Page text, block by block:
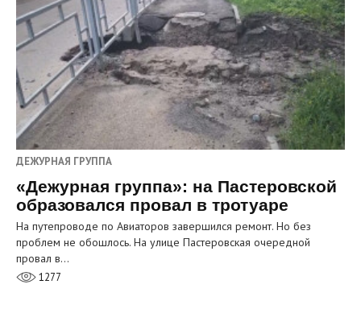
ДЕЖУРНАЯ ГРУППА
«Дежурная группа»: на Пастеровской
образовался провал в тротуаре
На путепроводе по Авиаторов завершился ремонт. Но без
проблем не обошлось. На улице Пастеровская очередной
провал в…
1277